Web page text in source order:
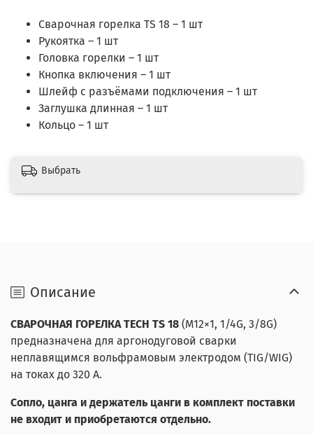
Сварочная горелка TS 18 – 1 шт
Рукоятка – 1 шт
Головка горелки – 1 шт
Кнопка включения – 1 шт
Шлейф с разъёмами подключения – 1 шт
Заглушка длинная – 1 шт
Кольцо – 1 шт
Выбрать
Описание
СВАРОЧНАЯ ГОРЕЛКА TECH TS 18 (M12×1, 1/4G, 3/8G)
предназначена для аргонодуговой сварки
неплавящимся вольфрамовым электродом (TIG/WIG)
на токах до 320 А.
Сопло, цанга и держатель цанги в комплект поставки
не входит и приобретаются отдельно.